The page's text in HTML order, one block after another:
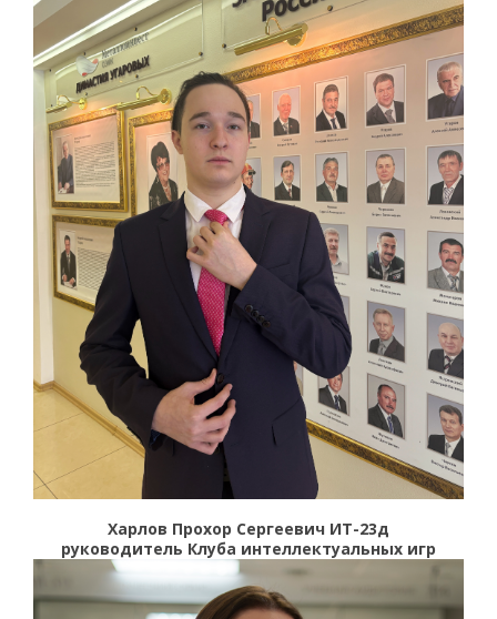
Харлов Прохор Сергеевич ИТ-23д
руководитель Клуба интеллектуальных игр